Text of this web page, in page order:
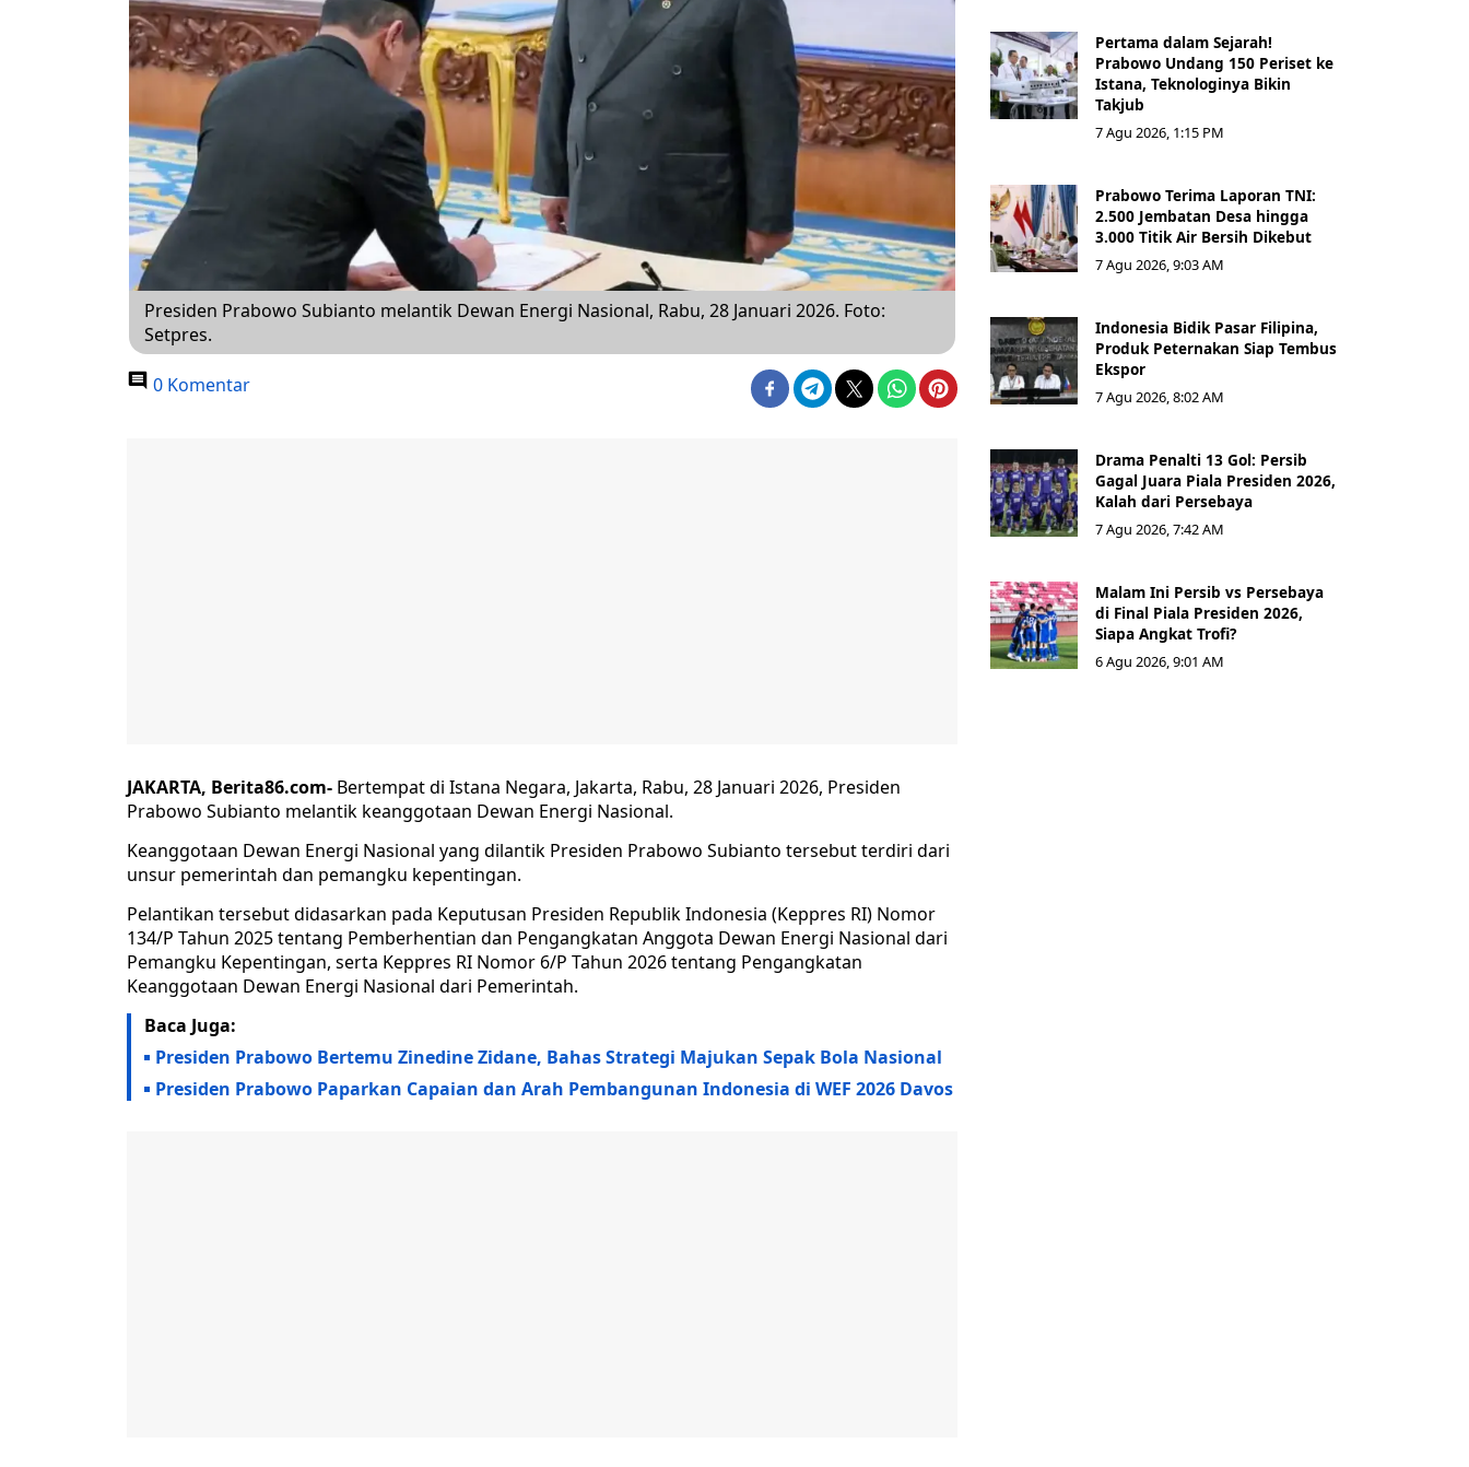
Presiden Prabowo Subianto melantik Dewan Energi Nasional, Rabu, 28 Januari 2026. Foto:
Setpres.
0 Komentar
JAKARTA, Berita86.com- Bertempat di Istana Negara, Jakarta, Rabu, 28 Januari 2026, Presiden
Prabowo Subianto melantik keanggotaan Dewan Energi Nasional.
Keanggotaan Dewan Energi Nasional yang dilantik Presiden Prabowo Subianto tersebut terdiri dari
unsur pemerintah dan pemangku kepentingan.
Pelantikan tersebut didasarkan pada Keputusan Presiden Republik Indonesia (Keppres RI) Nomor
134/P Tahun 2025 tentang Pemberhentian dan Pengangkatan Anggota Dewan Energi Nasional dari
Pemangku Kepentingan, serta Keppres RI Nomor 6/P Tahun 2026 tentang Pengangkatan
Keanggotaan Dewan Energi Nasional dari Pemerintah.
Baca Juga:
Presiden Prabowo Bertemu Zinedine Zidane, Bahas Strategi Majukan Sepak Bola Nasional
Presiden Prabowo Paparkan Capaian dan Arah Pembangunan Indonesia di WEF 2026 Davos
Pertama dalam Sejarah!
Prabowo Undang 150 Periset ke
Istana, Teknologinya Bikin
Takjub
7 Agu 2026, 1:15 PM
Prabowo Terima Laporan TNI:
2.500 Jembatan Desa hingga
3.000 Titik Air Bersih Dikebut
7 Agu 2026, 9:03 AM
Indonesia Bidik Pasar Filipina,
Produk Peternakan Siap Tembus
Ekspor
7 Agu 2026, 8:02 AM
Drama Penalti 13 Gol: Persib
Gagal Juara Piala Presiden 2026,
Kalah dari Persebaya
7 Agu 2026, 7:42 AM
Malam Ini Persib vs Persebaya
di Final Piala Presiden 2026,
Siapa Angkat Trofi?
6 Agu 2026, 9:01 AM